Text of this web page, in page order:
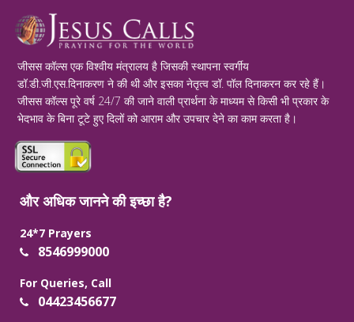
जीसस कॉल्स एक विश्वीय मंत्रालय है जिसकी स्थापना स्वर्गीय
डॉ.डी.जी.एस.दिनाकरण ने की थी और इसका नेतृत्व डॉ. पॉल दिनाकरन कर रहे हैं।
जीसस कॉल्स पूरे वर्ष 24/7 की जाने वाली प्रार्थना के माध्यम से किसी भी प्रकार के
भेदभाव के बिना टूटे हुए दिलों को आराम और उपचार देने का काम करता है।
और अधिक जानने की इच्छा है?
24*7 Prayers
8546999000
For Queries, Call
04423456677